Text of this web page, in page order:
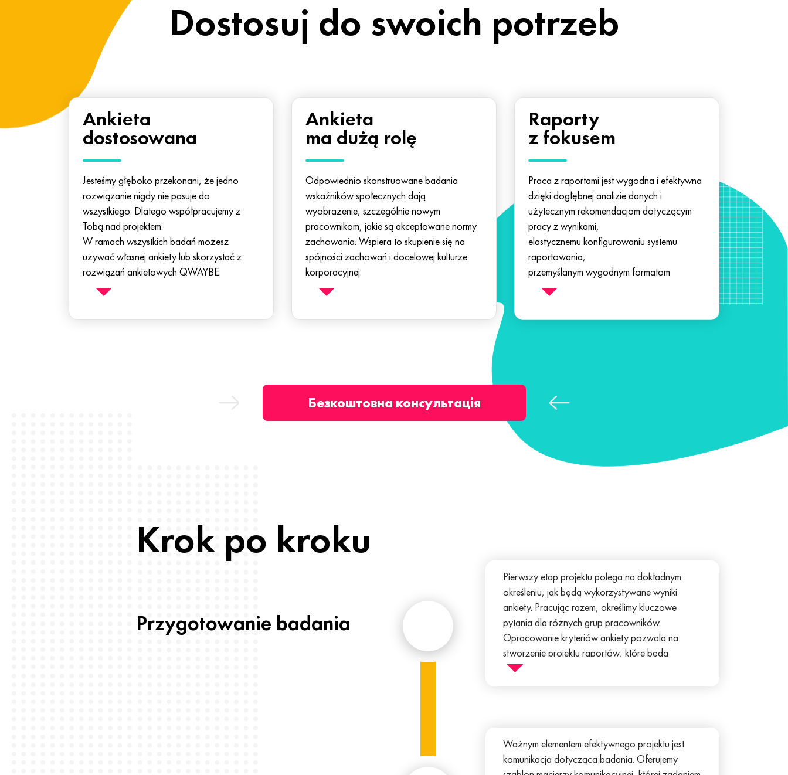
Dostosuj do swoich potrzeb
Ankieta
dostosowana
Jesteśmy głęboko przekonani, że jedno
rozwiązanie nigdy nie pasuje do
wszystkiego. Dlatego współpracujemy z
Tobą nad projektem.
W ramach wszystkich badań możesz
używać własnej ankiety lub skorzystać z
rozwiązań ankietowych QWAYBE.
W ramach projektu będziesz mógł tworzyć
otrzymać wsparcie w ich walidacji.
Аnkieta
ma dużą rolę
Odpowiednio skonstruowane badania
wskaźników społecznych dają
wyobrażenie, szczególnie nowym
pracownikom, jakie są akceptowane normy
zachowania. Wspiera to skupienie się na
spójności zachowań i docelowej kulturze
korporacyjnej.
Raporty
z fokusem
Praca z raportami jest wygodna i efektywna
dzięki dogłębnej analizie danych i
użytecznym rekomendacjom dotyczącym
pracy z wynikami,
elastycznemu konfigurowaniu systemu
raportowania,
przemyślanym wygodnym formatom
dashboardów oraz wyborowi języka
Безкоштовна консультація
Krok po kroku
Przygotowanie badania
Pierwszy etap projektu polega na dokładnym
określeniu, jak będą wykorzystywane wyniki
ankiety. Pracując razem, określimy kluczowe
pytania dla różnych grup pracowników.
Opracowanie kryteriów ankiety pozwala na
stworzenie projektu raportów, które będą
odpowiadać konkretnym celom projektu. To
Ważnym elementem efektywnego projektu jest
komunikacja dotycząca badania. Oferujemy